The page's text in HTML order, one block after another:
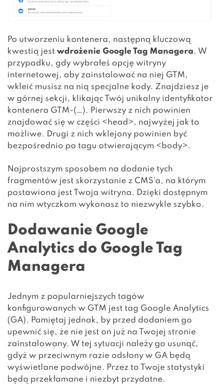
Po utworzeniu kontenera, następną kluczową
kwestią jest wdrożenie Google Tag Managera. W
przypadku, gdy wybrałeś opcję witryny
internetowej, aby zainstalować na niej GTM,
wkleić musisz na nią specjalne kody. Znajdziesz je
w górnej sekcji, klikając Twój unikalny identyfikator
kontenera GTM-(…). Pierwszy z nich powinien
znajdować się w części <head>, najwyżej jak to
możliwe. Drugi z nich wklejony powinien być
bezpośrednio po tagu otwierającym <body>.
Najprostszym sposobem na dodanie tych
fragmentów jest skorzystanie z CMS’a, na którym
postawiona jest Twoja witryna. Dzięki dostępnym
na nim wtyczkom wykonasz to niezwykle szybko.
Dodawanie Google
Analytics do Google Tag
Managera
Jednym z popularniejszych tagów
konfigurowanych w GTM jest tag Google Analytics
(GA). Pamiętaj jednak, by przed dodaniem go
upewnić się, że nie jest on już na Twojej stronie
zainstalowany. W tej sytuacji należy go usunąć,
gdyż w przeciwnym razie odsłony w GA będą
wyświetlane podwójne. Przez to Twoje statystyki
będą przekłamane i niezbyt przydatne.